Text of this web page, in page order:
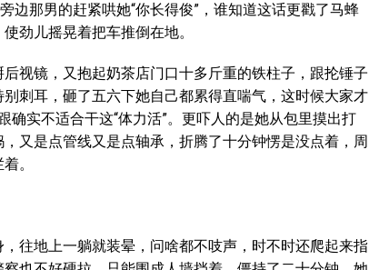
边那男的赶紧哄她“你长得俊”，谁知道这话更戳了马蜂
劲儿摇晃着把车推倒在地。
视镜，又抱起奶茶店门口十多斤重的铁柱子，跟抡锤子
刺耳，砸了五六下她自己都累得直喘气，这时候大家才
实不适合干这“体力活”。更吓人的是她从包里摸出打
又是点管线又是点轴承，折腾了十分钟愣是没点着，周
。
往地上一躺就装晕，问啥都不吱声，时不时还爬起来指